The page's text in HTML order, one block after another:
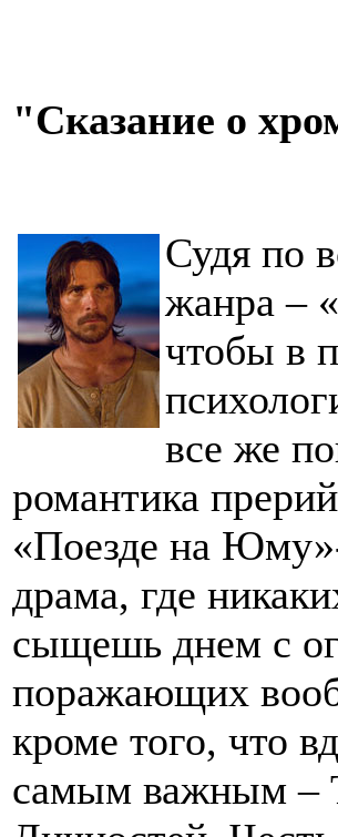
"Сказание о
Судя по
жанра –
чтобы в
все же
романтика
«Поезде на
драма, где
сыщешь днем с
поражающих
кроме того, что
самым важным –